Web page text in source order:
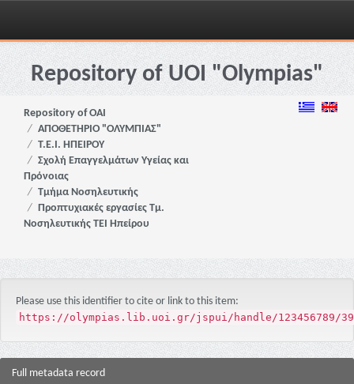
Skip
navigationRepository of UOI "Olympias"
Repository of OAI
ΑΠΟΘΕΤΗΡΙΟ "ΟΛΥΜΠΙΑΣ"
Τ.Ε.Ι. ΗΠΕΙΡΟΥ
Σχολή Επαγγελμάτων Υγείας και
Πρόνοιας
Τμήμα Νοσηλευτικής
Προπτυχιακές εργασίες Τμ.
Νοσηλευτικής ΤΕΙ Ηπείρου
Please use this identifier to cite or link to this item:
https://olympias.lib.uoi.gr/jspui/handle/123456789/
Full metadata record